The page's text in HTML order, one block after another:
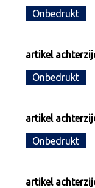
Onbedrukt
artikel
Onbedrukt
artikel
Onbedrukt
artikel